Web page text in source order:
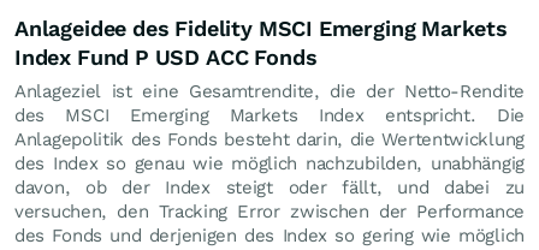
Anlageidee des Fidelity MSCI Emerging Markets
Index Fund P USD ACC Fonds
Anlageziel ist eine Gesamtrendite, die der Netto-Rendite
des MSCI Emerging Markets Index entspricht. Die
Anlagepolitik des Fonds besteht darin, die Wertentwicklung
des Index so genau wie möglich nachzubilden, unabhängig
davon, ob der Index steigt oder fällt, und dabei zu
versuchen, den Tracking Error zwischen der Performance
des Fonds und derjenigen des Index so gering wie möglich